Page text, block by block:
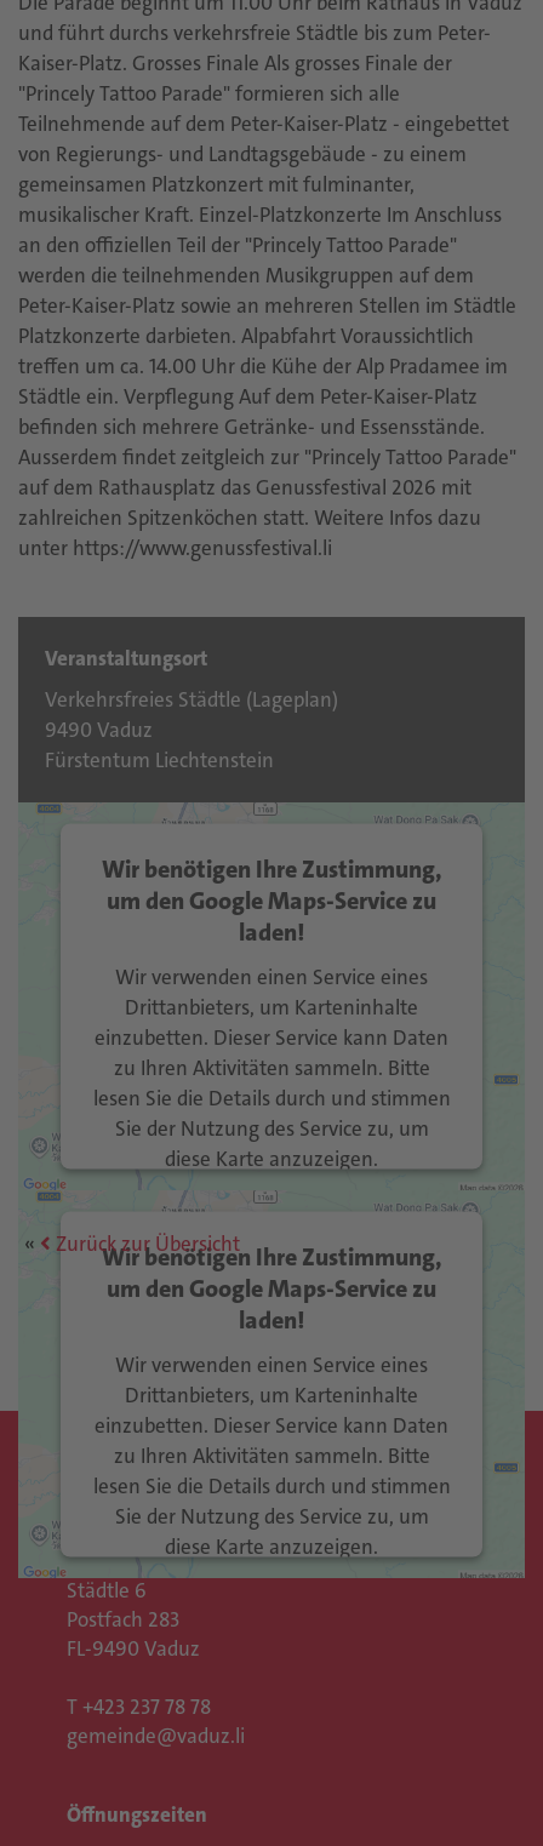
und führt durchs verkehrsfreie Städtle bis zum Peter-
Kaiser-Platz. Grosses Finale Als grosses Finale der
"Princely Tattoo Parade" formieren sich alle
Teilnehmende auf dem Peter-Kaiser-Platz - eingebettet
von Regierungs- und Landtagsgebäude - zu einem
gemeinsamen Platzkonzert mit fulminanter,
musikalischer Kraft. Einzel-Platzkonzerte Im Anschluss
an den offiziellen Teil der "Princely Tattoo Parade"
werden die teilnehmenden Musikgruppen auf dem
Peter-Kaiser-Platz sowie an mehreren Stellen im Städtle
Platzkonzerte darbieten. Alpabfahrt Voraussichtlich
treffen um ca. 14.00 Uhr die Kühe der Alp Pradamee im
Städtle ein. Verpflegung Auf dem Peter-Kaiser-Platz
befinden sich mehrere Getränke- und Essensstände.
Ausserdem findet zeitgleich zur "Princely Tattoo Parade"
auf dem Rathausplatz das Genussfestival 2026 mit
zahlreichen Spitzenköchen statt. Weitere Infos dazu
unter https://www.genussfestival.li
Veranstaltungsort
Verkehrsfreies Städtle (Lageplan)
9490 Vaduz
Fürstentum Liechtenstein
Wir benötigen Ihre Zustimmung,
um den Google Maps-Service zu
laden!
Wir verwenden einen Service eines
Drittanbieters, um Karteninhalte
einzubetten. Dieser Service kann Daten
zu Ihren Aktivitäten sammeln. Bitte
lesen Sie die Details durch und stimmen
Sie der Nutzung des Service zu, um
diese Karte anzuzeigen.
Mehr Informationen
Akzeptieren
Usercentrics Consent
Management Platform &eRecht24
Wir benötigen Ihre Zustimmung,
um den Google Maps-Service zu
laden!
Wir verwenden einen Service eines
Drittanbieters, um Karteninhalte
einzubetten. Dieser Service kann Daten
zu Ihren Aktivitäten sammeln. Bitte
lesen Sie die Details durch und stimmen
Sie der Nutzung des Service zu, um
diese Karte anzuzeigen.
powered by
Management Platform
Zurück zur Übersicht
Kontakt
Gemeinde Vaduz
Rathaus
Städtle 6
Postfach 283
FL-9490 Vaduz
T +423 237 78 78
gemeinde@vaduz.li
Öffnungszeiten